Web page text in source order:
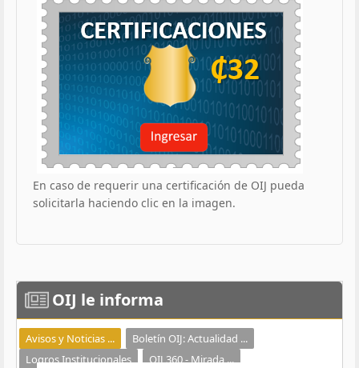
En caso de requerir una certificación de OIJ pueda
solicitarla haciendo clic en la imagen.
OIJ le informa
Avisos y Noticias ...
Boletín OIJ: Actualidad ...
Logros Institucionales
OIJ 360 - Mirada ...